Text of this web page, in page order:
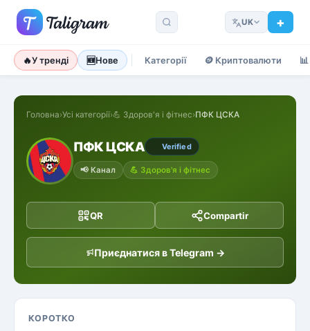
UK
🔥У тренді 🆕Нове Категорії 🪙 Криптовалюти 📊
Головна›Усі категорії›💪 Здоров'я і фітнес›ПФК ЦСКА
ПФК ЦСКА Verified
📢 Канал 💪 Здоров'я і фітнес
QR Compartir
Приєднатися в Telegram →
КОРОТКО